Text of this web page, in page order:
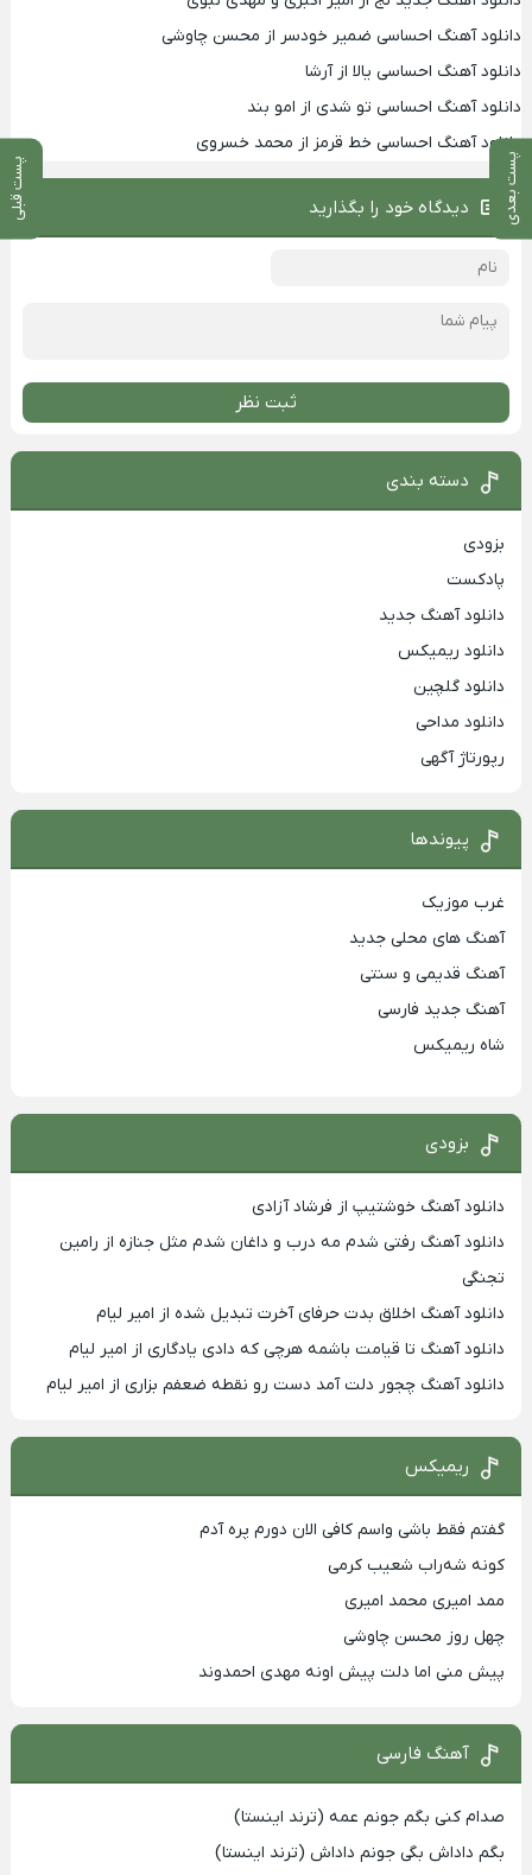
پست بعدی پست قبلی
دانلود آهنگ احساسی ضمیر خودسر از محسن چاوشی
دانلود آهنگ احساسی یالا از آرشا
دانلود آهنگ احساسی تو شدی از امو بند
دانلود آهنگ احساسی خط قرمز از محمد خسروی
دیدگاه خود را بگذارید
ثبت نظر
دسته بندی
بزودی
پادکست
دانلود آهنگ جدید
دانلود ریمیکس
دانلود گلچین
دانلود مداحی
رپورتاژ آگهی
پیوندها
غرب موزیک
آهنگ های محلی جدید
آهنگ قدیمی و سنتی
آهنگ جدید فارسی
شاه ریمیکس
بزودی
دانلود آهنگ خوشتیپ از فرشاد آزادی
دانلود آهنگ رفتی شدم مه درب و داغان شدم مثل جنازه از رامین
تجنگی
دانلود آهنگ اخلاق بدت حرفای آخرت تبدیل شده از امیر لیام
دانلود آهنگ تا قیامت باشمه هرچی که دادی یادگاری از امیر لیام
دانلود آهنگ چجور دلت آمد دست رو نقطه ضعفم بزاری از امیر لیام
ریمیکس
گفتم فقط باشی واسم کافی الان دورم پره آدم
کونه شه‌راب شعیب کرمی
ممد امیری محمد امیری
چهل روز محسن چاوشی
پیش منی اما دلت پیش اونه مهدی احمدوند
آهنگ فارسی
صدام کنی بگم جونم عمه (ترند اینستا)
بگم داداش بگی جونم داداش (ترند اینستا)